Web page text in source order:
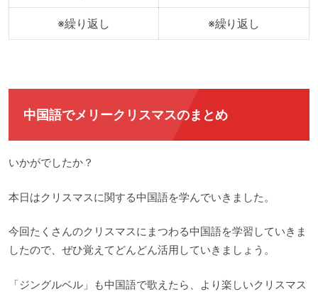
※繰り返し ※繰り返し
中国語でメリークリスマスのまとめ
いかがでしたか？
本日はクリスマスに関する中国語を学んでいきました。
今回たくさんのクリスマスにまつわる中国語を学習していきま
したので、ぜひ覚えてどんどん活用していきましょう。
「ジングルベル」も中国語で歌えたら、より楽しいクリスマス